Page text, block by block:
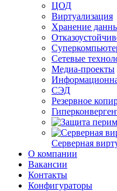
ЦОД
Виртуализация
Хранение
Сетевые
Медиа-проекты
СЭД
Резервное
Серверная
О компании
Вакансии
Контакты
Конфигураторы